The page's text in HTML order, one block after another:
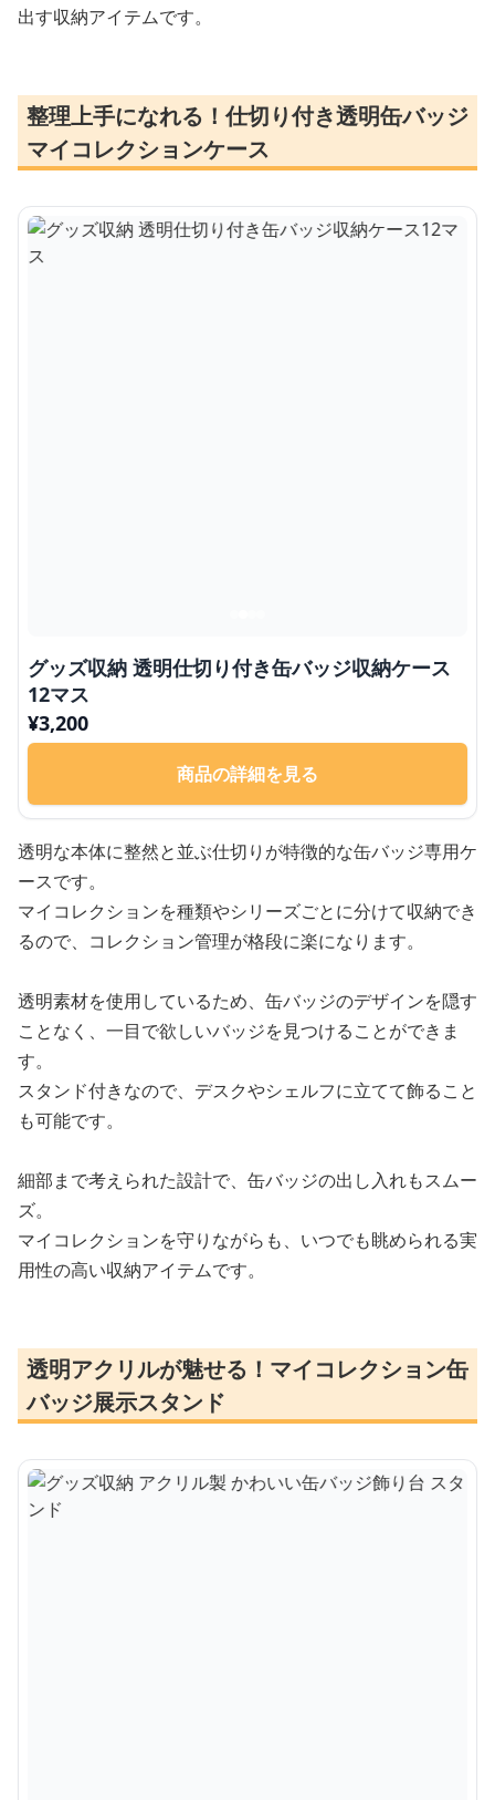
出す収納アイテムです。
整理上手になれる！仕切り付き透明缶バッジ
マイコレクションケース
グッズ収納 透明仕切り付き缶バッジ収納ケース
12マス
¥3,200
商品の詳細を見る
透明な本体に整然と並ぶ仕切りが特徴的な缶バッジ専用ケ
ースです。
マイコレクションを種類やシリーズごとに分けて収納でき
るので、コレクション管理が格段に楽になります。
透明素材を使用しているため、缶バッジのデザインを隠す
ことなく、一目で欲しいバッジを見つけることができま
す。
スタンド付きなので、デスクやシェルフに立てて飾ること
も可能です。
細部まで考えられた設計で、缶バッジの出し入れもスムー
ズ。
マイコレクションを守りながらも、いつでも眺められる実
用性の高い収納アイテムです。
透明アクリルが魅せる！マイコレクション缶
バッジ展示スタンド